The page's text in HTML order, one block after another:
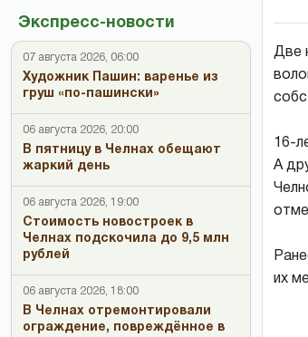
Экспресс-новости
07 августа 2026, 06:00
Художник Пашин: варенье из
груш «по-пашински»
06 августа 2026, 20:00
В пятницу в Челнах обещают
жаркий день
06 августа 2026, 19:00
Стоимость новостроек в
Челнах подскочила до 9,5 млн
рублей
06 августа 2026, 18:00
В Челнах отремонтировали
ограждение, повреждённое в
Две
16-
А
их